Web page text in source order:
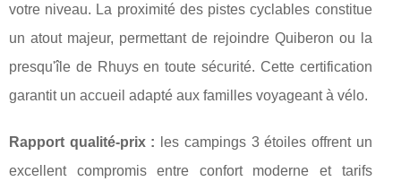
votre niveau. La proximité des pistes cyclables constitue
un atout majeur, permettant de rejoindre Quiberon ou la
presqu'île de Rhuys en toute sécurité. Cette certification
garantit un accueil adapté aux familles voyageant à vélo.
Rapport qualité-prix : les campings 3 étoiles offrent un
excellent compromis entre confort moderne et tarifs